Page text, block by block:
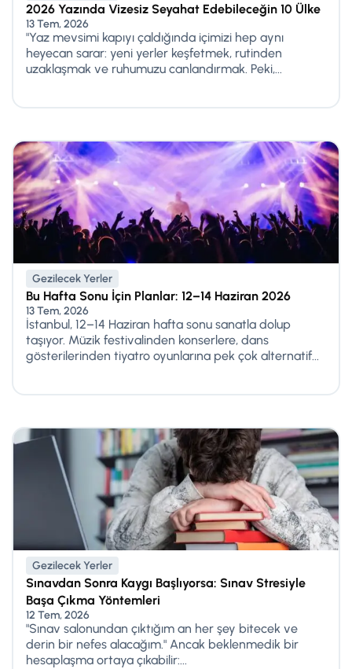
2026 Yazında Vizesiz Seyahat Edebileceğin 10 Ülke
13 Tem, 2026
"Yaz mevsimi kapıyı çaldığında içimizi hep aynı
heyecan sarar: yeni yerler keşfetmek, rutinden
uzaklaşmak ve ruhumuzu canlandırmak. Peki,...
Gezilecek Yerler
Bu Hafta Sonu İçin Planlar: 12–14 Haziran 2026
13 Tem, 2026
İstanbul, 12–14 Haziran hafta sonu sanatla dolup
taşıyor. Müzik festivalinden konserlere, dans
gösterilerinden tiyatro oyunlarına pek çok alternatif...
Gezilecek Yerler
Sınavdan Sonra Kaygı Başlıyorsa: Sınav Stresiyle
Başa Çıkma Yöntemleri
12 Tem, 2026
"Sınav salonundan çıktığım an her şey bitecek ve
derin bir nefes alacağım." Ancak beklenmedik bir
hesaplaşma ortaya çıkabilir:...